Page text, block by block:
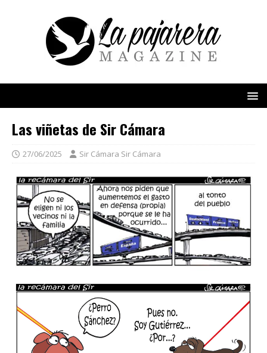
Las viñetas de Sir Cámara
27/06/2025 Sir Cámara Sir Cámara